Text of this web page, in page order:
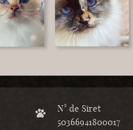
N° de Siret
50366941800017